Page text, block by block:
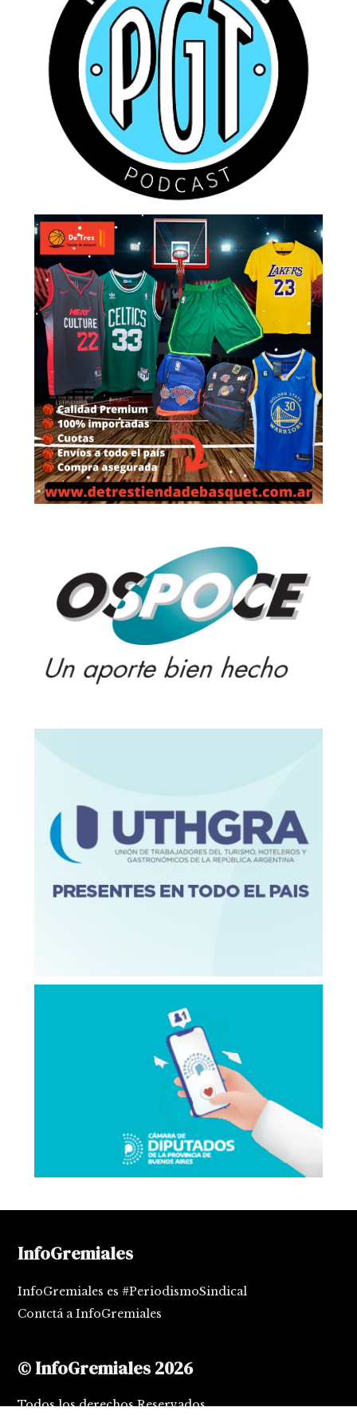
InfoGremiales
InfoGremiales es #PeriodismoSindical
Contctá a InfoGremiales
© InfoGremiales 2026
Todos los derechos Reservados